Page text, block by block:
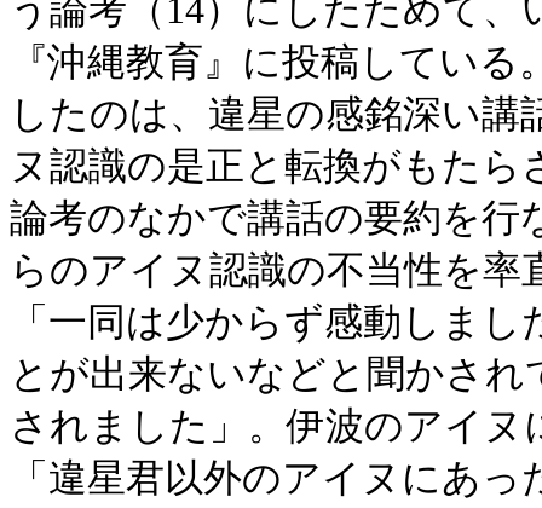
う論考（14）にしたためて
『沖縄教育』に投稿してい
したのは、違星の感銘深い
ヌ認識の是正と転換がもた
論考のなかで講話の要約を
らのアイヌ認識の不当性を
「一同は少からず感動しま
とが出来ないなどと聞かさ
されました」。伊波のアイ
「違星君以外のアイヌにあ